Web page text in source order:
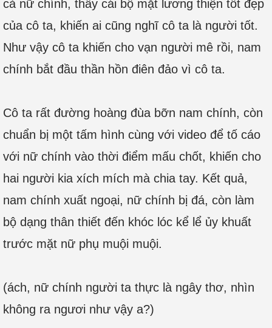
cả nữ chính, thấy cái bộ mặt lương thiện tốt đẹp
của cô ta, khiến ai cũng nghĩ cô ta là người tốt.
Như vậy cô ta khiến cho vạn người mê rồi, nam
chính bắt đầu thần hồn điên đảo vì cô ta.
Cô ta rất đường hoàng đùa bỡn nam chính, còn
chuẩn bị một tấm hình cùng với video để tố cáo
với nữ chính vào thời điểm mấu chốt, khiến cho
hai người kia xích mích mà chia tay. Kết quả,
nam chính xuất ngoại, nữ chính bị đá, còn làm
bộ dạng thân thiết đến khóc lóc kể lể ủy khuất
trước mặt nữ phụ muội muội.
(ách, nữ chính người ta thực là ngây thơ, nhìn
không ra ngươi như vậy a?)